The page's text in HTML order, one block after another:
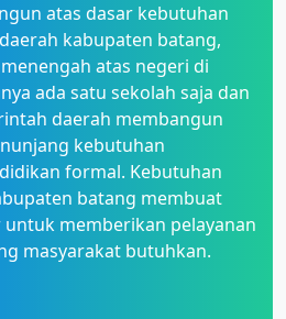
atas dasar kebutuhan
kabupaten batang,
atas negeri di
ada satu sekolah saja dan
daerah membangun
kebutuhan
formal. Kebutuhan
batang membuat
untuk memberikan pelayanan
masyarakat butuhkan.